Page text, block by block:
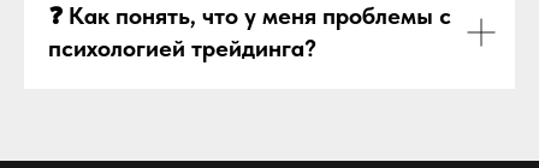
❓ Как понять, что у меня проблемы с
психологией трейдинга?